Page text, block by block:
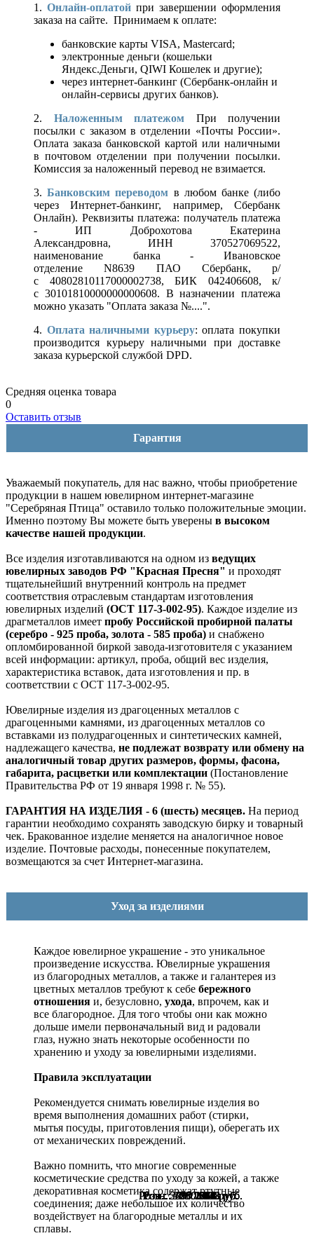
Розн.:3490 2 618руб.
Розн.:3790 2 843руб.
Розн.:2800 1 232руб.
Розн.:1080 562руб.
Розн.:1330 705руб.
Розн.:1080 562руб.
Розн.:1030 536руб.
Розн.:1280 678руб.
Розн.:1580 822руб.
Розн.:1280 678руб.
Розн.:1200 636руб.
1. Онлайн-оплатой при завершении оформления
заказа на сайте. Принимаем к оплате:
банковские карты VISA, Mastercard;
электронные деньги (кошельки
Яндекс.Деньги, QIWI Кошелек и другие);
через интернет-банкинг (Сбербанк-онлайн и
онлайн-сервисы других банков).
2. Наложенным платежом При получении
посылки с заказом в отделении «Почты России».
Оплата заказа банковской картой или наличными
в почтовом отделении при получении посылки.
Комиссия за наложенный перевод не взимается.
3.Банковским переводом в любом банке (либо
через Интернет-банкинг, например, Сбербанк
Онлайн). Реквизиты платежа: получатель платежа
- ИП Доброхотова Екатерина
Александровна, ИНН 370527069522,
наименование банка - Ивановское
отделение N8639 ПАО Сбербанк, р/
с 40802810117000002738, БИК 042406608, к/
с 30101810000000000608. В назначении платежа
можно указать "Оплата заказа №....".
4. Оплата наличными курьеру: оплата покупки
производится курьеру наличными при доставке
заказа курьерской службой DPD.
Средняя оценка товара
0
Оставить отзыв
Гарантия
Уважаемый покупатель, для нас важно, чтобы приобретение
продукции в нашем ювелирном интернет-магазине
"Серебряная Птица" оставило только положительные эмоции.
Именно поэтому Вы можете быть уверены в высоком
качестве нашей продукции.
Все изделия изготавливаются на одном из ведущих
ювелирных заводов РФ "Красная Пресня" и проходят
тщательнейший внутренний контроль на предмет
соответствия отраслевым стандартам изготовления
ювелирных изделий (ОСТ 117-3-002-95). Каждое изделие из
драгметаллов имеет пробу Российской пробирной палаты
(серебро - 925 проба, золота - 585 проба) и снабжено
опломбированной биркой завода-изготовителя с указанием
всей информации: артикул, проба, общий вес изделия,
характеристика вставок, дата изготовления и пр. в
соответствии с ОСТ 117-3-002-95.
Ювелирные изделия из драгоценных металлов с
драгоценными камнями, из драгоценных металлов со
вставками из полудрагоценных и синтетических камней,
надлежащего качества, не подлежат возврату или обмену на
аналогичный товар других размеров, формы, фасона,
габарита, расцветки или комплектации (Постановление
Правительства РФ от 19 января 1998 г. № 55).
ГАРАНТИЯ НА ИЗДЕЛИЯ - 6 (шесть) месяцев. На период
гарантии необходимо сохранять заводскую бирку и товарный
чек. Бракованное изделие меняется на аналогичное новое
изделие. Почтовые расходы, понесенные покупателем,
возмещаются за счет Интернет-магазина.
Уход за изделиями
Каждое ювелирное украшение - это уникальное
произведение искусства. Ювелирные украшения
из благородных металлов, а также и галантерея из
цветных металлов требуют к себе бережного
отношения и, безусловно, ухода, впрочем, как и
все благородное. Для того чтобы они как можно
дольше имели первоначальный вид и радовали
глаз, нужно знать некоторые особенности по
хранению и уходу за ювелирными изделиями.
Правила эксплуатации
Рекомендуется снимать ювелирные изделия во
время выполнения домашних работ (стирки,
мытья посуды, приготовления пищи), оберегать их
от механических повреждений.
Важно помнить, что многие современные
косметические средства по уходу за кожей, а также
декоративная косметика содержат ртутные
соединения; даже небольшое их количество
воздействует на благородные металлы и их
сплавы.